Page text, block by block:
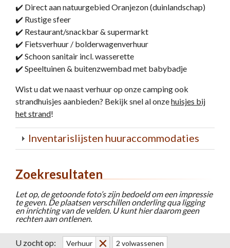
✔️ Direct aan natuurgebied Oranjezon (duinlandschap)
✔️ Rustige sfeer
✔️ Restaurant/snackbar & supermarkt
✔️ Fietsverhuur / bolderwagenverhuur
✔️ Schoon sanitair incl. wasserette
✔️ Speeltuinen & buitenzwembad met babybadje
Wist u dat we naast verhuur op onze camping ook
strandhuisjes aanbieden? Bekijk snel al onzehuisjes bij
het strand!
Inventarislijsten huuraccommodaties
Zoekresultaten
Let op, de getoonde foto’s zijn bedoeld om een impressie
te geven. De plaatsen verschillen onderling qua ligging
en inrichting van de velden. U kunt hier daarom geen
rechten aan ontlenen.
U zocht op: Verhuur 2 volwassenen